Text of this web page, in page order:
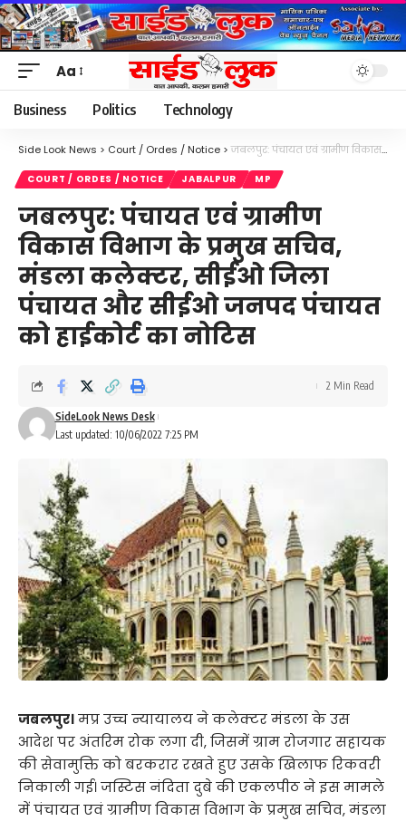
Font
Resizer
Aa
Business Politics Technology
Side Look News > Court / Ordes / Notice >जबलपुर: पंचायत एवं ग्रामीण विकास विभाग के प्रमुख सचिव, मंडला कलेक्टर, सीईओ जिला पंचायत और सीईओ जनपद पंचायत को हाईकोर्ट का नोटिस
COURT / ORDES / NOTICE JABALPUR MP
जबलपुर: पंचायत एवं ग्रामीण
विकास विभाग के प्रमुख सचिव,
मंडला कलेक्टर, सीईओ जिला
पंचायत और सीईओ जनपद पंचायत
को हाईकोर्ट का नोटिस
Last updated: 10/06/2022 7:25 PM
SideLook News Desk
2 Min Read
जबलपुर।मप्र उच्च न्यायालय ने कलेक्टर मंडला के उस
आदेश पर अंतरिम रोक लगा दी, जिसमें ग्राम रोजगार सहायक
की सेवामुक्ति को बरकरार रखते हुए उसके खिलाफ रिकवरी
निकाली गई। जस्टिस नंदिता दुबे की एकलपीठ ने इस मामले
में पंचायत एवं ग्रामीण विकास विभाग के प्रमुख सचिव, मंडला